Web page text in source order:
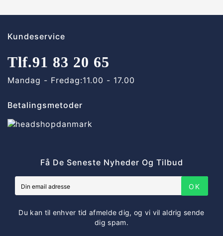
Kundeservice
Tlf.91 83 20 65
Mandag - Fredag:11.00 - 17.00
Betalingsmetoder
Få De Seneste Nyheder Og Tilbud
OK
Du kan til enhver tid afmelde dig, og vi vil aldrig sende
dig spam.